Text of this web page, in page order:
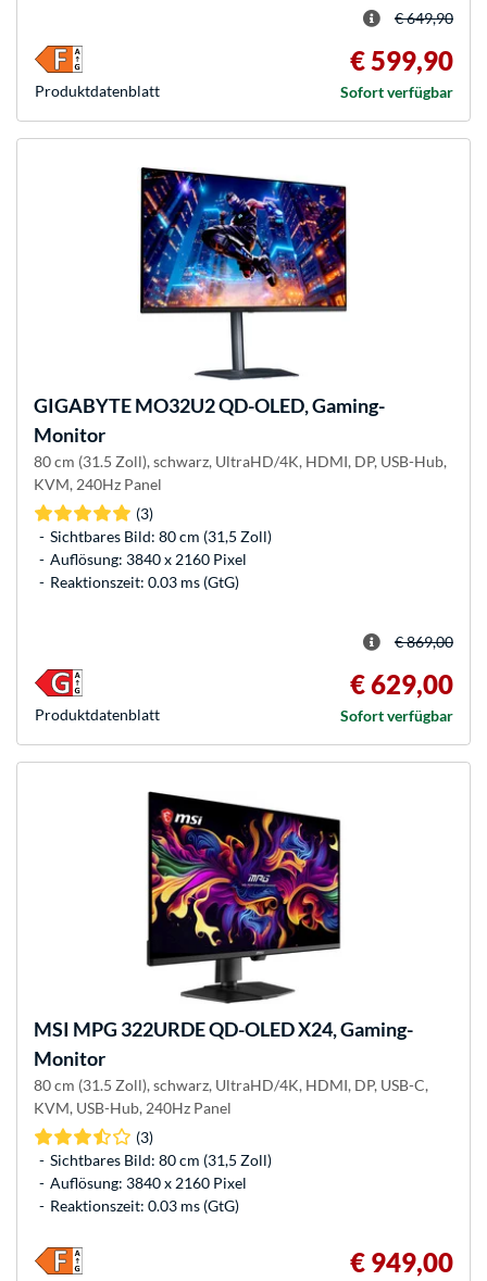
€ 649,90
€ 599,90
Sofort verfügbar
Produkt­datenblatt
GIGABYTEMO32U2 QD-OLED, Gaming-
Monitor
80 cm (31.5 Zoll), schwarz, UltraHD/4K, HDMI, DP, USB-Hub,
KVM, 240Hz Panel
(3)
Sichtbares Bild: 80 cm (31,5 Zoll)
Auflösung: 3840 x 2160 Pixel
Reaktionszeit: 0.03 ms (GtG)
€ 869,00
€ 629,00
Sofort verfügbar
Produkt­datenblatt
MSI MPG 322URDE QD-OLED X24, Gaming-
Monitor
80 cm (31.5 Zoll), schwarz, UltraHD/4K, HDMI, DP, USB-C,
KVM, USB-Hub, 240Hz Panel
(3)
Sichtbares Bild: 80 cm (31,5 Zoll)
Auflösung: 3840 x 2160 Pixel
Reaktionszeit: 0.03 ms (GtG)
€ 949,00